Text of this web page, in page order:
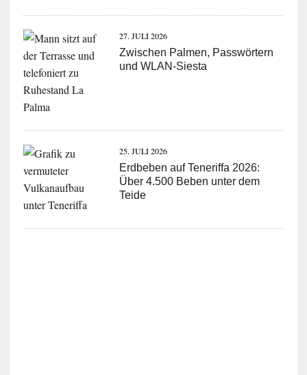
27. JULI 2026
Zwischen Palmen, Passwörtern
und WLAN-Siesta
25. JULI 2026
Erdbeben auf Teneriffa 2026:
Über 4.500 Beben unter dem
Teide